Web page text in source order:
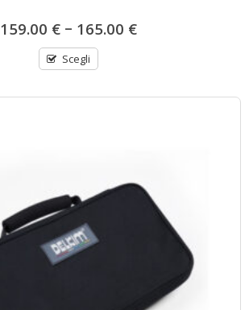
159.00 € – 165.00 €
Scegli